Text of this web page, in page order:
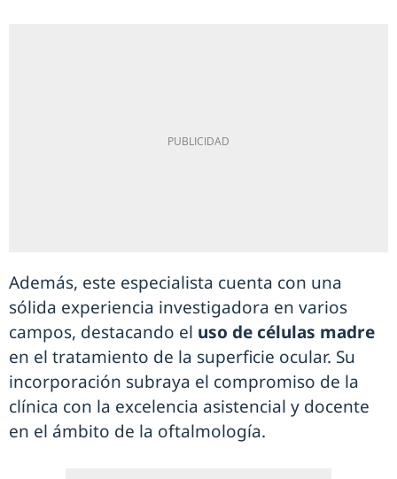
Además, este especialista cuenta con una
sólida experiencia investigadora en varios
campos, destacando el uso de células madre
en el tratamiento de la superficie ocular. Su
incorporación subraya el compromiso de la
clínica con la excelencia asistencial y docente
en el ámbito de la oftalmología.